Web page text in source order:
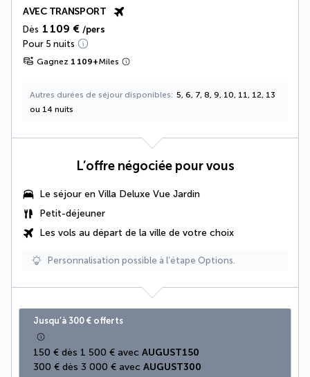
AVEC TRANSPORT
Dès 1 109 € /pers
Pour 5 nuits
Gagnez 1 109+Miles
Autres durées de séjour disponibles
5, 6, 7, 8, 9, 10, 11, 12, 13
ou 14 nuits
L’offre négociée pour vous
Le séjour en Villa Deluxe Vue Jardin
Petit-déjeuner
Les vols au départ de la ville de votre choix
Personnalisation possible à l’étape Options.
Jusqu’à 300 € offerts
150 € dès 1 500 € avec AUGUST150
300 € dès 3 000 € avec AUGUST300